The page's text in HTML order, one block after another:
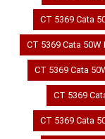
CT 5369 Cata
CT 5369 Cata 50W
CT 5369 Cata
CT 5369
CT 5369 Cata